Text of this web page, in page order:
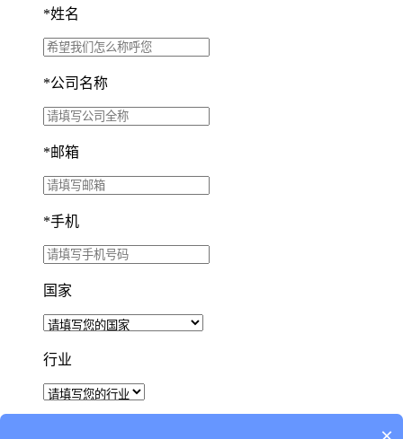
*姓名
*公司名称
*邮箱
*手机
国家
行业